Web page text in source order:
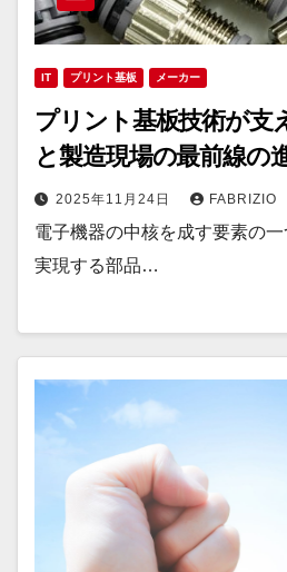
IT プリント基板 メーカー
プリント基板技術が支
と製造現場の最前線の
2025年11月24日 FABRIZIO
電子機器の中核を成す要素の
実現する部品…